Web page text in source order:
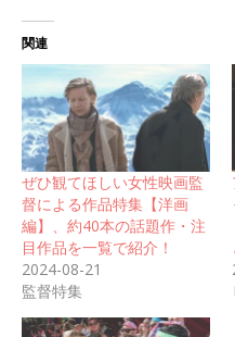
関連
ぜひ観てほしい女性映画監
督による作品特集【洋画
編】、約40本の話題作・注
目作品を一覧で紹介！
2024-08-21
監督特集